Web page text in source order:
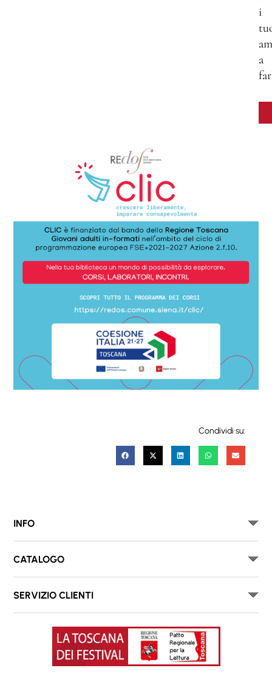
i
a
Condividi su:
INFO
CATALOGO
SERVIZIO CLIENTI